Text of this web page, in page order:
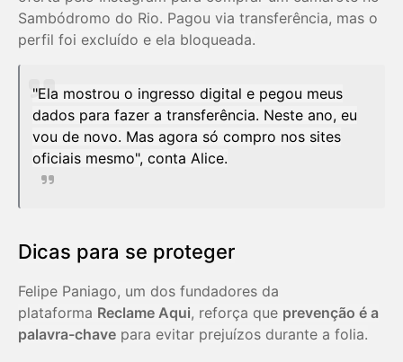
Sambódromo do Rio. Pagou via transferência, mas o
perfil foi excluído e ela bloqueada.
"Ela mostrou o ingresso digital e pegou meus
dados para fazer a transferência. Neste ano, eu
vou de novo. Mas agora só compro nos sites
oficiais mesmo", conta Alice.
Dicas para se proteger
Felipe Paniago, um dos fundadores da
plataforma Reclame Aqui, reforça que prevenção é a
palavra-chave para evitar prejuízos durante a folia.